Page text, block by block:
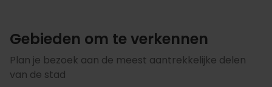
Gebieden om te verkennen
Plan je bezoek aan de meest aantrekkelijke delen
van de stad